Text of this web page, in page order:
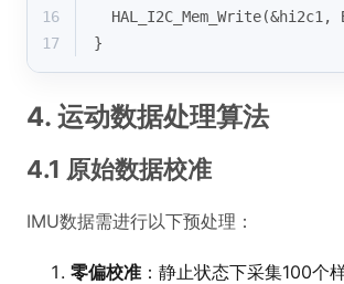
16
HAL_I2C_Mem_Write(&hi2c1,
17
}
4. 运动数据处理算法
4.1 原始数据校准
IMU数据需进行以下预处理：
零偏校准 ：静止状态下采集100个